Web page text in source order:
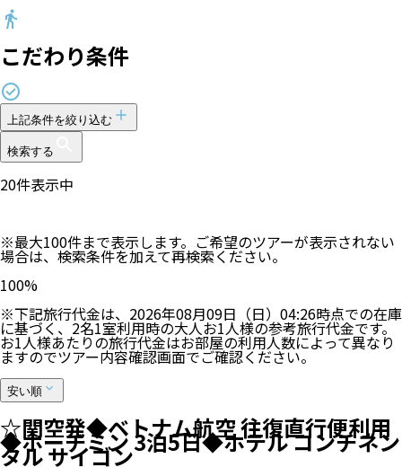
こだわり条件
上記条件を絞り込む
検索する
20件表示中
※最大100件まで表示します。ご希望のツアーが表示されない
場合は、検索条件を加えて再検索ください。
100%
※下記旅行代金は、 2026年08月09日（日）04:26時点での在庫
に基づく、2名1室利用時の大人お1人様の参考旅行代金です。
お1人様あたりの旅行代金はお部屋の利用人数によって異なり
ますのでツアー内容確認画面でご確認ください。
安い順
☆関空発◆ベトナム航空 往復直行便利用
◆ホーチミン 3泊5日◆ホテル コンチネン
タル サイゴン